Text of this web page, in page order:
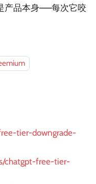
产品本身——每次它咬
tier-downgrade-
chatgpt-free-tier-